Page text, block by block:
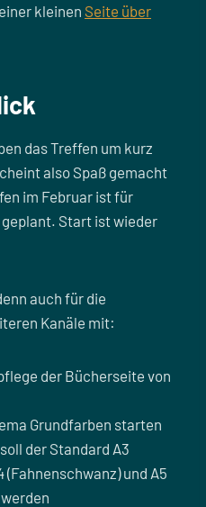
kleinen Seite über
das Treffen um kurz
also Spaß gemacht
im Februar ist für
Start ist wieder
auch für die
Kanäle mit:
der Bücherseite von
Grundfarben starten
der Standard A3
und A5